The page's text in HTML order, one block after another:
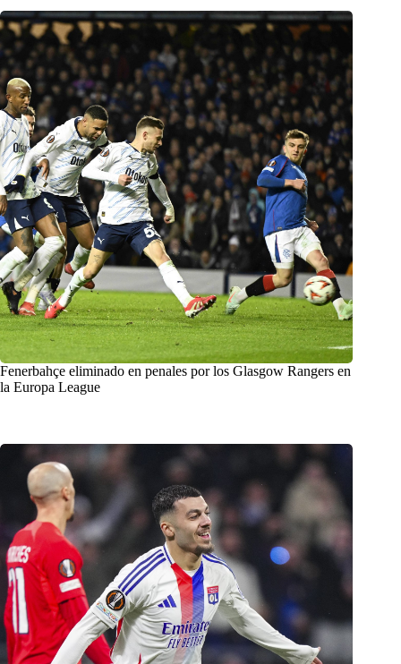
Fenerbahçe eliminado en penales por los Glasgow Rangers en
la Europa League